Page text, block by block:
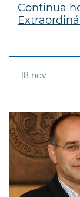
Continua
18 nov